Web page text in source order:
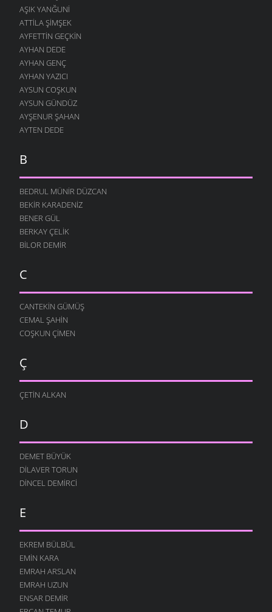
AŞIK YANĞUNI
ATTILA ŞIMŞEK
AYFETTIN GEÇKIN
AYHAN DEDE
AYHAN GENÇ
AYHAN YAZICI
AYSUN COŞKUN
AYSUN GÜNDÜZ
AYŞENUR ŞAHAN
AYTEN DEDE
B
BEDRUL MÜNIR DÜZCAN
BEKIR KARADENIZ
BENER GÜL
BERKAY ÇELIK
BILOR DEMIR
C
CANTEKIN GÜMÜŞ
CEMAL ŞAHIN
COŞKUN ÇIMEN
Ç
ÇETIN ALKAN
D
DEMET BÜYÜK
DILAVER TORUN
DINCEL DEMIRCI
E
EKREM BÜLBÜL
EMIN KARA
EMRAH ARSLAN
EMRAH UZUN
ENSAR DEMIR